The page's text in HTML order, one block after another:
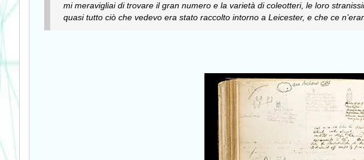
mi meravigliai di trovare il gran numero e la varietà di coleotteri, le loro
quasi tutto ciò che vedevo era stato raccolto intorno a Leicester, e che ce